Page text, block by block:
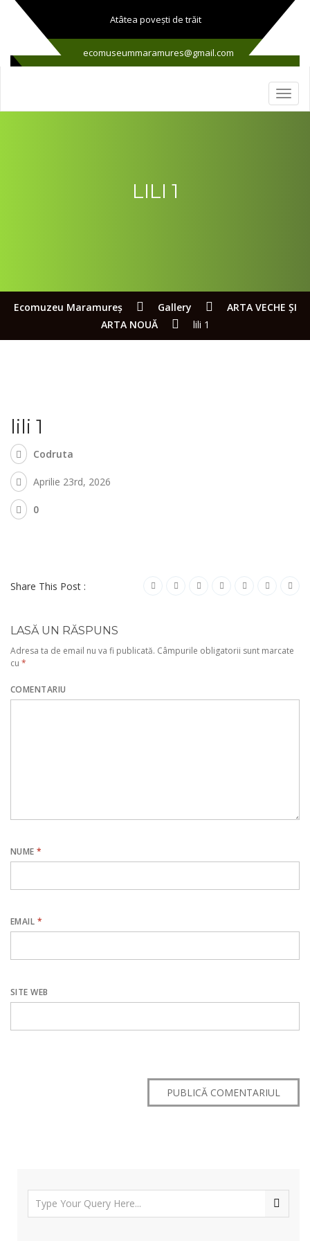
Atâtea poveşti de trăit
ecomuseummaramures@gmail.com
LILI 1
Ecomuzeu Maramureş Gallery
ARTA VECHE ŞI
ARTA NOUĂ
lili 1
lili 1
Codruta
Aprilie 23rd, 2026
0
Share This Post :
LASĂ UN RĂSPUNS
Adresa ta de email nu va fi publicată. Câmpurile obligatorii sunt marcate
cu *
COMENTARIU
NUME*
EMAIL *
SITE WEB